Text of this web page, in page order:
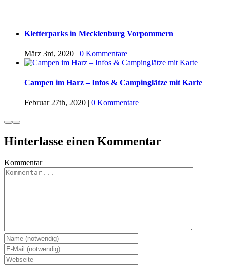
Kletterparks in Mecklenburg Vorpommern
März 3rd, 2020 | 0 Kommentare
Campen im Harz – Infos & Campinglätze mit Karte
Februar 27th, 2020 | 0 Kommentare
Hinterlasse einen Kommentar
Kommentar